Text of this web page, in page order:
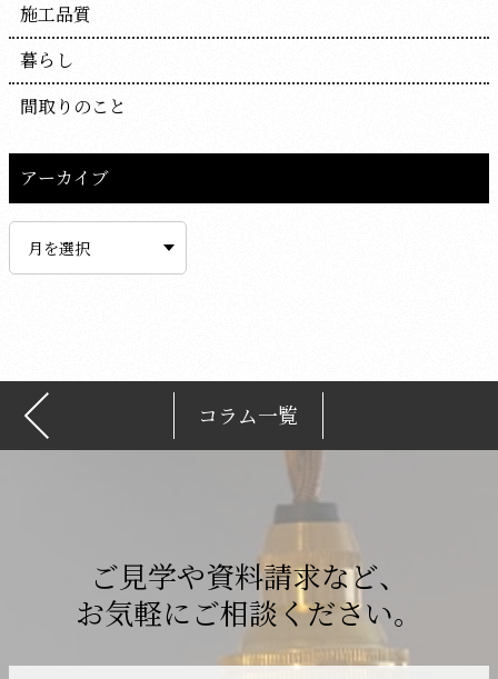
施工品質
暮らし
間取りのこと
アーカイブ
イ
コラム一覧
ご見学や資料請求など、
お気軽にご相談ください。